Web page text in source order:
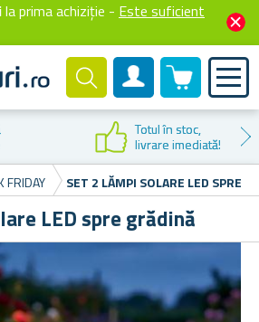
la prima achiziție - Este suficient
Cont client
0 produselor
Totul în stoc,
livrare imediată!
FRIDAY SET 2 LĂMPI SOLARE LED SPRE
LED spre grădină